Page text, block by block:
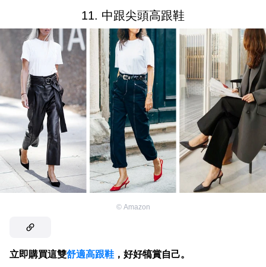
11. 中跟尖頭高跟鞋
© Amazon
立即購買這雙舒適高跟鞋 ，好好犒賞自己。